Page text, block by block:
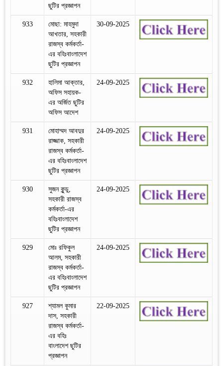
ছুটির প্রজ্ঞাপন
933
মোছা: মাহমুদা
আখতার, সহকারী
রাজস্ব কর্মকর্তা-
এর বহিঃবাংলাদেশ
ছুটির প্রজ্ঞাপন
30-09-2025
932
হালিমা আক্তার,
অফিস সহায়ক-
এর অর্জিত ছুটির
অফিস আদেশ
24-09-2025
931
মোহাম্মদ আবদুর
রাজ্জাক, সহকারী
রাজস্ব কর্মকর্তা-
এর বহিঃবাংলাদেশ
ছুটির প্রজ্ঞাপন
24-09-2025
930
সুজন কুন্ডু,
সহকারী রাজস্ব
কর্মকর্তা-এর
বহিঃবাংলাদেশ
ছুটির প্রজ্ঞাপন
24-09-2025
929
মোঃ রফিকুল
আলম, সহকারী
রাজস্ব কর্মকর্তা-
এর বহিঃবাংলাদেশ
ছুটির প্রজ্ঞাপন
24-09-2025
927
শ্যামল কুমার
দাস, সহকারী
রাজস্ব কর্মকর্তা-
এর বহিঃ
বাংলাদেশ ছুটির
প্রজ্ঞাপন
22-09-2025